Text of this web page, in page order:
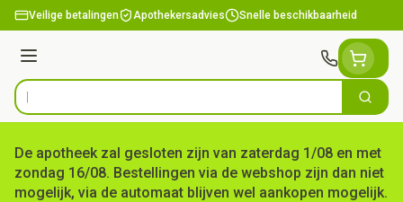
Ga naar de inhoud
Veilige betalingen Apothekersadvies Snelle beschikbaarheid
Menu
Product, merk, categorie... Zoek
De apotheek zal gesloten zijn van zaterdag 1/08 en met
zondag 16/08. Bestellingen via de webshop zijn dan niet
mogelijk, via de automaat blijven wel aankopen mogelijk.